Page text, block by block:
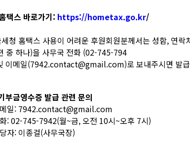
택스 바로가기: https://hometax.go.kr/
청 홈택스 사용이 어려운 후원회원분께서는 성함, 연
중 하나)을 사무국 전화 (02-745-794
이메일(7942.contact@gmail.com)로 보내주시면 발
부금영수증 발급 관련 문의
일: 7942.contact@gmail.com
: 02-745-7942(월~금, 오전 10시~오후 7시)
자: 이종걸(사무국장)